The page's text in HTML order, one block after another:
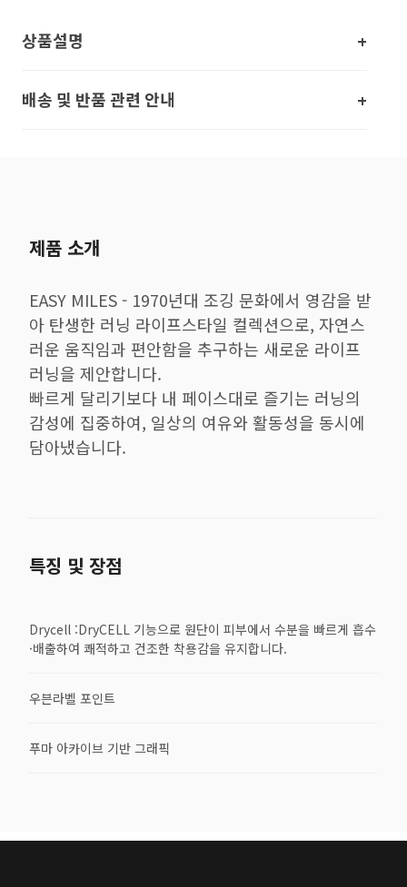
상품설명
배송 및 반품 관련 안내
제품 소개
EASY MILES - 1970년대 조깅 문화에서 영감을 받
아 탄생한 러닝 라이프스타일 컬렉션으로, 자연스
러운 움직임과 편안함을 추구하는 새로운 라이프
러닝을 제안합니다.
빠르게 달리기보다 내 페이스대로 즐기는 러닝의
감성에 집중하여, 일상의 여유와 활동성을 동시에
담아냈습니다.
특징 및 장점
Drycell :DryCELL 기능으로 원단이 피부에서 수분을 빠르게 흡수
·배출하여 쾌적하고 건조한 착용감을 유지합니다.
우븐라벨 포인트
푸마 아카이브 기반 그래픽